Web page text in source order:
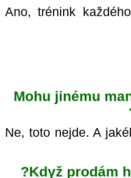
Ano, trénink
Mohu jinému
Ne, toto nejde. A
Když prodám